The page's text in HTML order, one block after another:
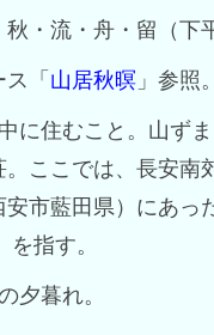
・流・舟・留（下
「 山居秋暝 」参照。
に住むこと。山ず
。ここでは、長安南
安市藍田県）にあっ
を指す。
夕暮れ。